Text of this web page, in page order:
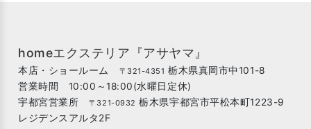
homeエクステリア『アサヤマ』
本店・ショールーム 〒321-4351 栃木県真岡市中101-8
営業時間 10:00～18:00(水曜日定休)
宇都宮営業所 〒321-0932 栃木県宇都宮市平松本町1223-9
レジデンスアルタ2F